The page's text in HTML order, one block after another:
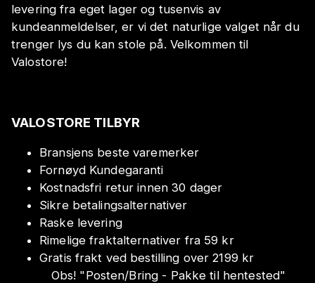
levering fra eget lager og tusenvis av
kundeanmeldelser, er vi det naturlige valget når du
trenger lys du kan stole på. Velkommen til
Valostore!
VALOSTORE TILBYR
Bransjens beste varemerker
Fornøyd Kundegaranti
Kostnadsfri retur innen 30 dager
Sikre betalingsalternativer
Raske levering
Rimelige fraktalternativer fra 59 kr
Gratis frakt ved bestilling over 2199 kr
Obs! "Posten/Bring - Pakke til hentested"